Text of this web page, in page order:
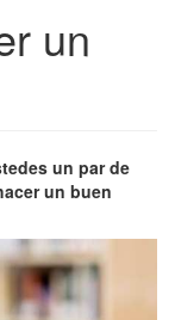
un
un par de
un buen